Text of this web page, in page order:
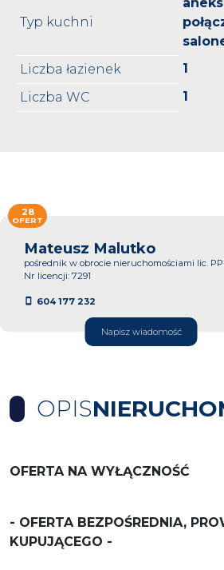
Typ kuchni
Liczba łazienek
1
Liczba WC
1
Mateusz Malutko
pośrednik w obrocie nieruchomościami lic.
Nr licencji: 7291
604 177 232
Napisz wiadomość
28
OFERT
OPIS
OFERTA NA WYŁĄCZNOŚĆ
- OFERTA BEZPOŚREDNIA,
KUPUJĄCEGO -